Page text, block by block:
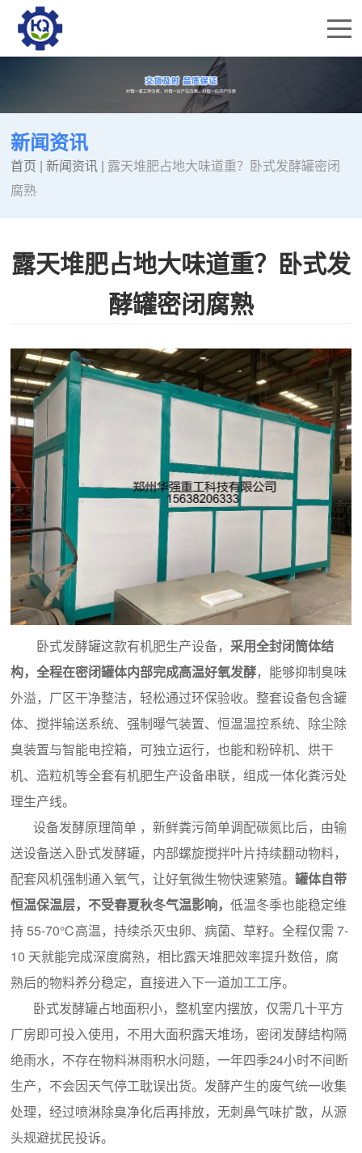
新闻资讯
首页 |新闻资讯 | 露天堆肥占地大味道重？卧式发酵罐密闭
腐熟
露天堆肥占地大味道重？卧式发
酵罐密闭腐熟
卧式发酵罐这款有机肥生产设备，采用全封闭筒体结
构，全程在密闭罐体内部完成高温好氧发酵，能够抑制臭味
外溢，厂区干净整洁，轻松通过环保验收。整套设备包含罐
体、搅拌输送系统、强制曝气装置、恒温温控系统、除尘除
臭装置与智能电控箱，可独立运行，也能和粉碎机、烘干
机、造粒机等全套有机肥生产设备串联，组成一体化粪污处
理生产线。
设备发酵原理简单 ，新鲜粪污简单调配碳氮比后，由输
送设备送入卧式发酵罐，内部螺旋搅拌叶片持续翻动物料，
配套风机强制通入氧气，让好氧微生物快速繁殖。罐体自带
恒温保温层，不受春夏秋冬气温影响，低温冬季也能稳定维
持 55-70℃高温，持续杀灭虫卵、病菌、草籽。全程仅需 7-
10 天就能完成深度腐熟，相比露天堆肥效率提升数倍，腐
熟后的物料养分稳定，直接进入下一道加工工序。
卧式发酵罐占地面积小，整机室内摆放，仅需几十平方
厂房即可投入使用，不用大面积露天堆场，密闭发酵结构隔
绝雨水，不存在物料淋雨积水问题，一年四季24小时不间断
生产，不会因天气停工耽误出货。发酵产生的废气统一收集
处理，经过喷淋除臭净化后再排放，无刺鼻气味扩散，从源
头规避扰民投诉。